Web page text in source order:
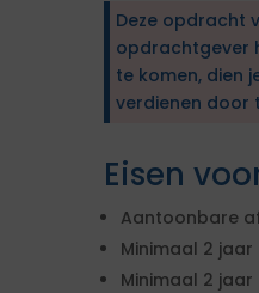
Deze opdracht
opdrachtgever
te komen, dien
verdienen door
Eisen
Aantoonbare
Minimaal 2
Minimaal 2